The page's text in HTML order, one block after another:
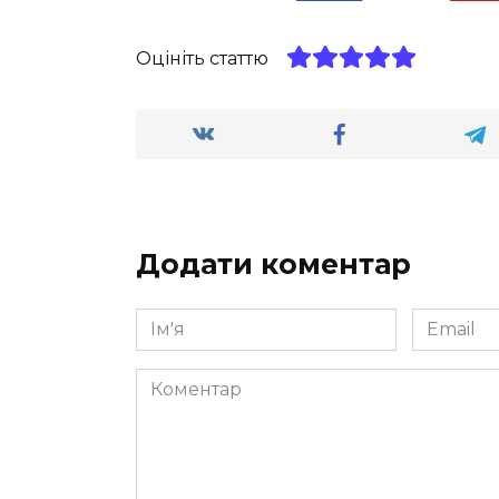
Оцініть статтю
Додати коментар
Ім'я
*
Email
*
Коментар